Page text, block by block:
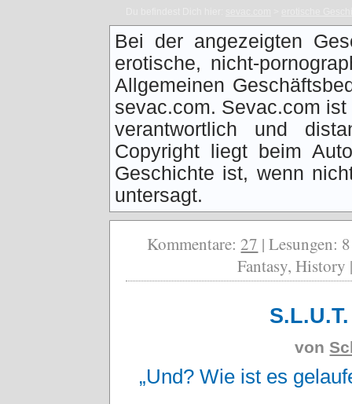
Bei der angezeigten
erotische, nicht-
Allgemeinen
sevac.com. Sevac.com
verantwortlich und
Copyright liegt beim
Geschichte ist, wenn
untersagt.
Kommentare: 27 | Lesungen:
Fantasy,
von
„Und? Wie ist es